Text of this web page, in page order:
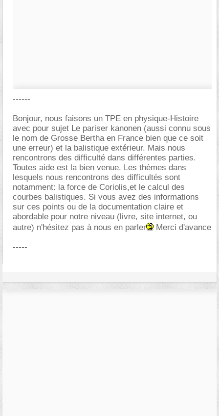
------
Bonjour, nous faisons un TPE en physique-Histoire
avec pour sujet Le pariser kanonen (aussi connu sous
le nom de Grosse Bertha en France bien que ce soit
une erreur) et la balistique extérieur. Mais nous
rencontrons des difficulté dans différentes parties.
Toutes aide est la bien venue. Les thèmes dans
lesquels nous rencontrons des difficultés sont
notamment: la force de Coriolis,et le calcul des
courbes balistiques. Si vous avez des informations
sur ces points ou de la documentation claire et
abordable pour notre niveau (livre, site internet, ou
autre) n'hésitez pas à nous en parler
Merci d'avance
-----